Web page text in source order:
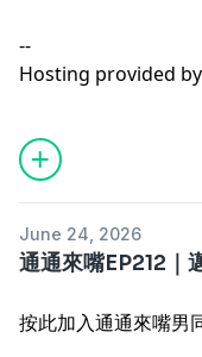
--
Hosting provided by
June 24, 2026
通通來嘴EP212｜
按此加入通通來嘴男